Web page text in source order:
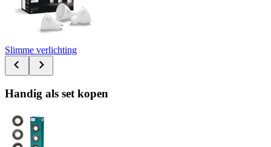
Slimme verlichting
Handig als set kopen